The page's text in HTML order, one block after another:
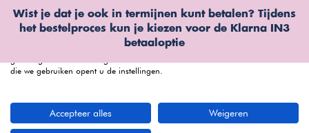
Wist je dat je ook in termijnen kunt betalen? Tijdens
het bestelproces kun je kiezen voor de Klarna IN3
betaaloptie
Wij gebruiken cookies
We kunnen deze plaatsen voor analyse van onze bezoekersgegevens, om
onze website te verbeteren, gepersonaliseerde inhoud te tonen en om u een
die we gebruiken opent u de instellingen.
Accepteer alles Weigeren